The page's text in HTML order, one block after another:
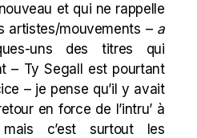
et qui ne rappelle
artistes/mouvements – a
uns des titres qui
– Ty Segall est pourtant
– je pense qu’il y avait
en force de l’intru’ à
c’est surtout les